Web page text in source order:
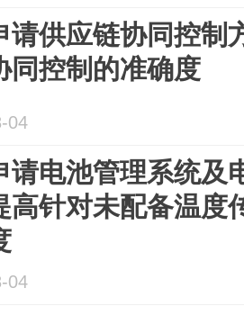
请供应链协同控制
同控制的准确度
04
请电池管理系统及
高针对未配备温度
04